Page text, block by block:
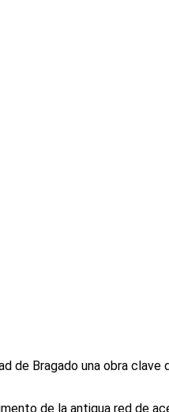
de Bragado una obra
de la antigua red de